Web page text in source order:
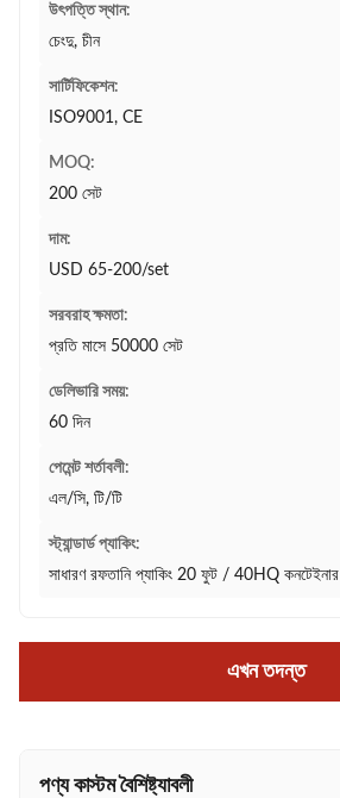
উৎপত্তি স্থান:
চেংদু, চীন
সার্টিফিকেশন:
ISO9001, CE
MOQ:
200 সেট
দাম:
USD 65-200/set
সরবরাহ ক্ষমতা:
প্রতি মাসে 50000 সেট
ডেলিভারি সময়:
60 দিন
পেমেন্ট শর্তাবলী:
এল/সি, টি/টি
স্ট্যান্ডার্ড প্যাকিং:
সাধারণ রফতানি প্যাকিং 20 ফুট / 40HQ কনটেইনার
এখন তদন্ত
পণ্য কাস্টম বৈশিষ্ট্যাবলী